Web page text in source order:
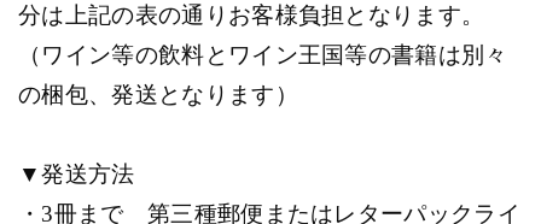
分は上記の表の通りお客様負担となります。
（ワイン等の飲料とワイン王国等の書籍は別々
の梱包、発送となります）
▼発送方法
・3冊まで 第三種郵便またはレターパックライ